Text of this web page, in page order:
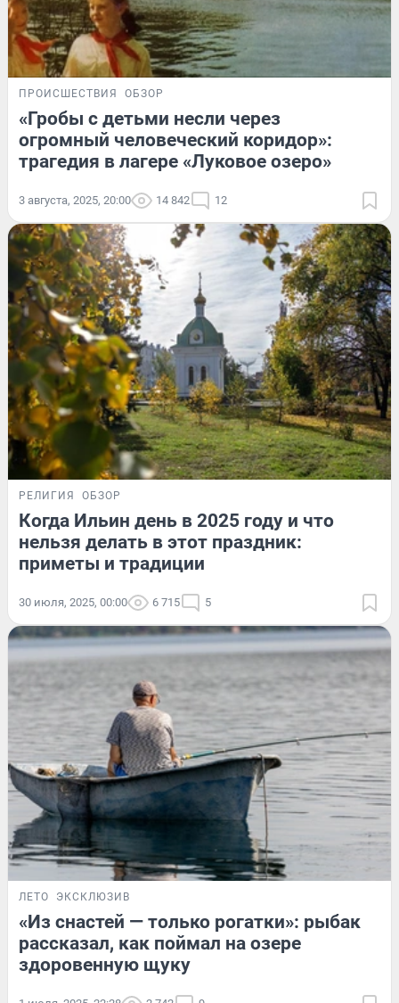
ПРОИСШЕСТВИЯ ОБЗОР
«Гробы с детьми несли через
огромный человеческий коридор»:
трагедия в лагере «Луковое озеро»
3 августа, 2025, 20:00 14 842 12
РЕЛИГИЯ ОБЗОР
Когда Ильин день в 2025 году и что
нельзя делать в этот праздник:
приметы и традиции
30 июля, 2025, 00:00 6 715 5
ЛЕТО ЭКСКЛЮЗИВ
«Из снастей — только рогатки»: рыбак
рассказал, как поймал на озере
здоровенную щуку